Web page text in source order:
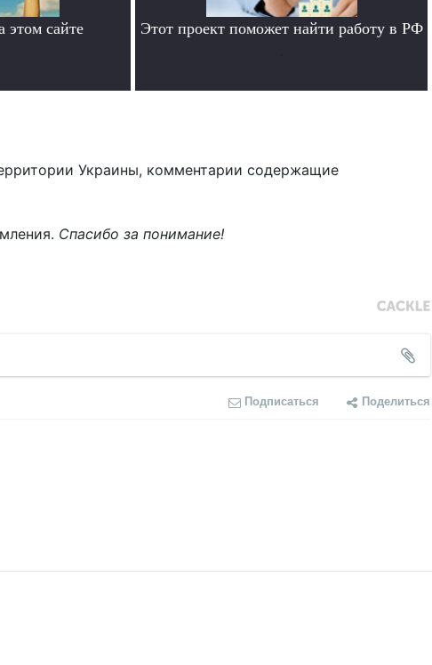
этом сайте Этот проект поможет найти работу в РФ
Украины, комментарии содержащие
Спасибо за понимание!
Подписаться Поделиться